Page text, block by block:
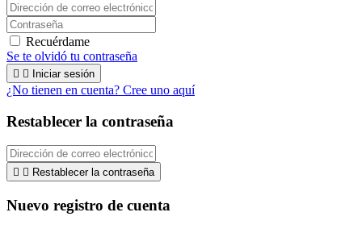
Recuérdame
Se te olvidó tu contraseña
  Iniciar sesión
¿No tienen en cuenta? Cree uno aquí
Restablecer la contraseña
  Restablecer la contraseña
Nuevo registro de cuenta